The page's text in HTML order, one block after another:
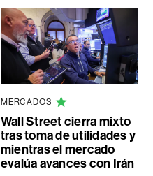
MERCADOS
Wall Street cierra mixto
tras toma de utilidades y
mientras el mercado
evalúa avances con Irán